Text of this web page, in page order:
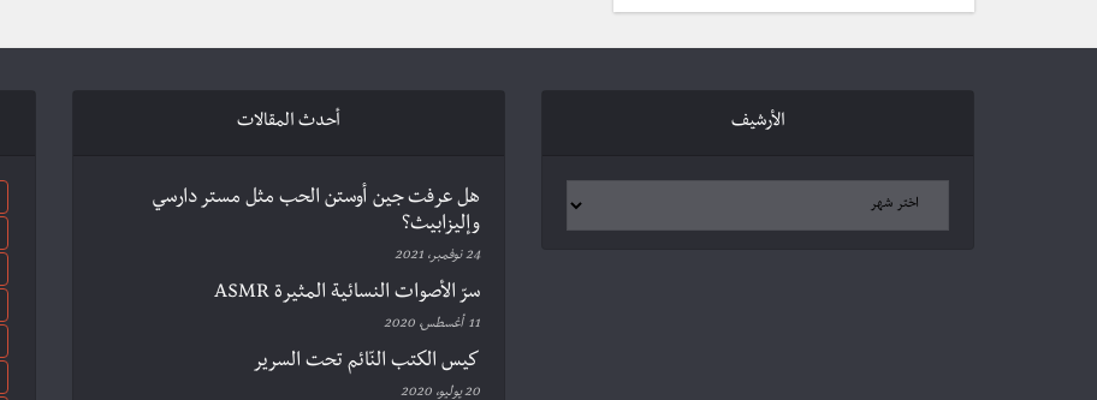
أحدث المقالات
هل عرفت جين أوستن الحب مثل مستر دارسي
وإليزابيث؟
24 نوفمبر، 2021
سرّ الأصوات النسائية المثيرة ASMR
11 أغسطس، 2020
كيس الكتب النّائم تحت السرير
20 يوليو، 2020
الأرشيف